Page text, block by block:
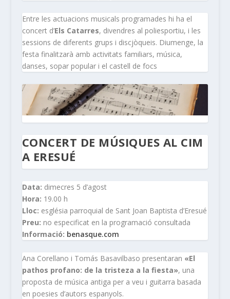
Entre les actuacions musicals programades hi ha el
concert d’Els Catarres, divendres al poliesportiu, i les
sessions de diferents grups i discjòqueis. Diumenge, la
festa finalitzarà amb activitats familiars, música,
danses, sopar popular i el castell de focs
CONCERT DE MÚSIQUES AL CIM
A ERESUÉ
Data: dimecres 5 d’agost
Hora: 19.00 h
Lloc: església parroquial de Sant Joan Baptista d’Eresué
Preu: no especificat en la programació consultada
Informació: benasque.com
Ana Corellano i Tomás Basavilbaso presentaran «El
pathos profano: de la tristeza a la fiesta», una
proposta de música antiga per a veu i guitarra basada
en poesies d’autors espanyols.